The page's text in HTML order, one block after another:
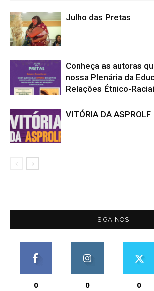
Julho das Pretas
Conheça as autoras
nossa Plenária da
Relações Étnico-
VITÓRIA DA ASPROLF
SIGA-NOS
0 0 0